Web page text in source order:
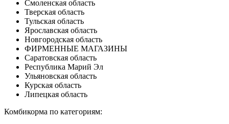
Смоленская область
Тверская область
Тульская область
Ярославская область
Новгородская область
ФИРМЕННЫЕ МАГАЗИНЫ
Саратовская область
Республика Марий Эл
Ульяновская область
Курская область
Липецкая область
Комбикорма по категориям: